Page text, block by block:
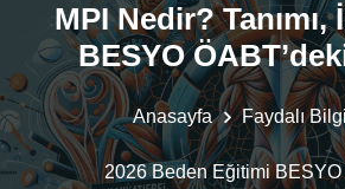
MPI Nedir?
BESYO
Anasayfa Faydalı
2026 Beden Eğitimi BESYO